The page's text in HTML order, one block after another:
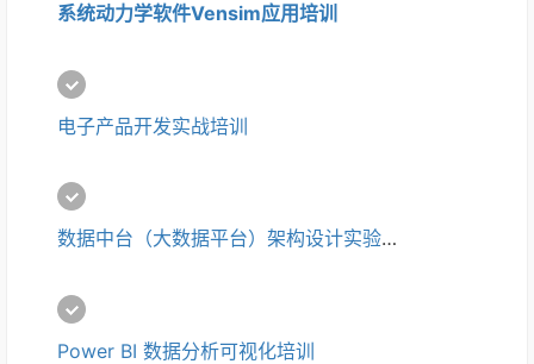
系统动力学软件Vensim应用培训
电子产品开发实战培训
数据中台（大数据平台）架构设计实验培训
Power BI 数据分析可视化培训